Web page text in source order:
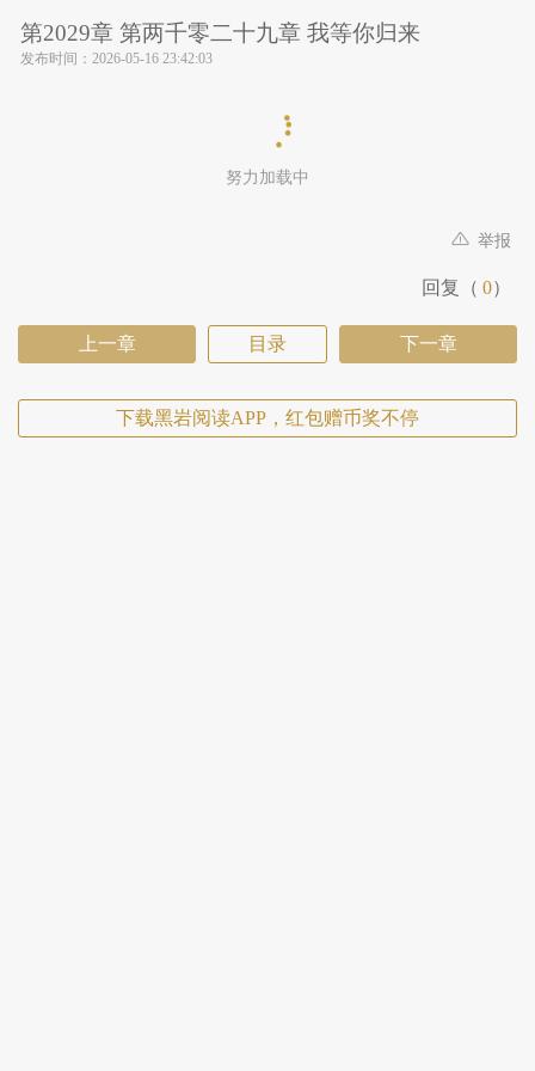
第2029章 第两千零二十九章 我等你归来
发布时间： 2026-05-16 23:42:03
努力加载中
举报
回复（ 0）
上一章 目录 下一章
下载黑岩阅读APP，红包赠币奖不停